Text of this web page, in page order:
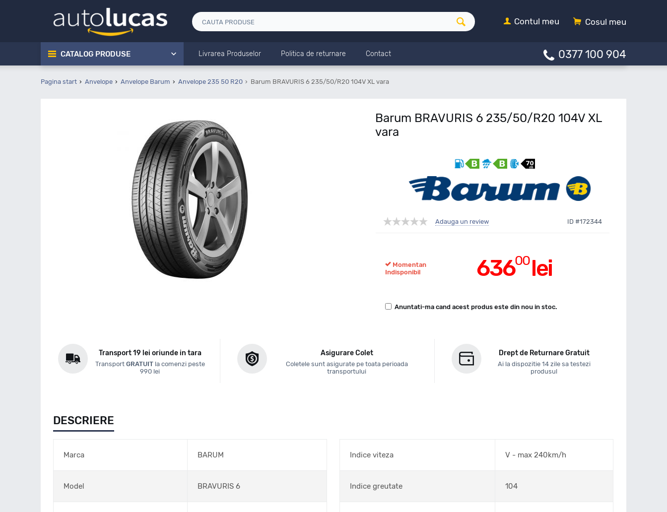
Cosul meu
Contul meu
CATALOG PRODUSE Livrarea Produselor Politica de returnare Contact 0377 100 904
Pagina start Anvelope Anvelope Barum Anvelope 235 50 R20 Barum BRAVURIS 6 235/50/R20 104V XL vara
Barum BRAVURIS 6 235/50/R20 104V XL
vara
Adauga un review ID #172344
63600lei
Momentan
Indisponibil
Anuntati-ma cand acest produs este din nou in stoc.
Transport 19 lei oriunde in tara
Transport GRATUITla comenzi peste
990 lei
Asigurare Colet
Coletele sunt asigurate pe toata perioada
transportului
Drept de Returnare Gratuit
Ai la dispozitie 14 zile sa testezi
produsul
DESCRIERE
Marca BARUM
Model BRAVURIS 6
Indice viteza V - max 240km/h
Indice greutate 104